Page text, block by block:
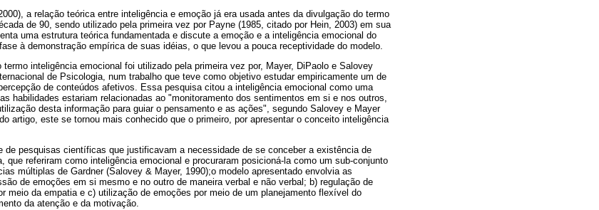
a relação teórica entre inteligência e emoção já era usada antes da divulgação do termo
de 90, sendo utilizado pela primeira vez por Payne (1985, citado por Hein, 2003) em sua
uma estrutura teórica fundamentada e discute a emoção e a inteligência emocional do
à demonstração empírica de suas idéias, o que levou a pouca receptividade do modelo.
inteligência emocional foi utilizado pela primeira vez por, Mayer, DiPaolo e Salovey
de Psicologia, num trabalho que teve como objetivo estudar empiricamente um de
de conteúdos afetivos. Essa pesquisa citou a inteligência emocional como uma
habilidades estariam relacionadas ao "monitoramento dos sentimentos em si e nos outros,
desta informação para guiar o pensamento e as ações", segundo Salovey e Mayer
artigo, este se tornou mais conhecido que o primeiro, por apresentar o conceito inteligência
de pesquisas científicas que justificavam a necessidade de se conceber a existência de
que referiram como inteligência emocional e procuraram posicioná-la como um sub-conjunto
múltiplas de Gardner (Salovey & Mayer, 1990);o modelo apresentado envolvia as
de emoções em si mesmo e no outro de maneira verbal e não verbal; b) regulação de
meio da empatia e c) utilização de emoções por meio de um planejamento flexível do
da atenção e da motivação.